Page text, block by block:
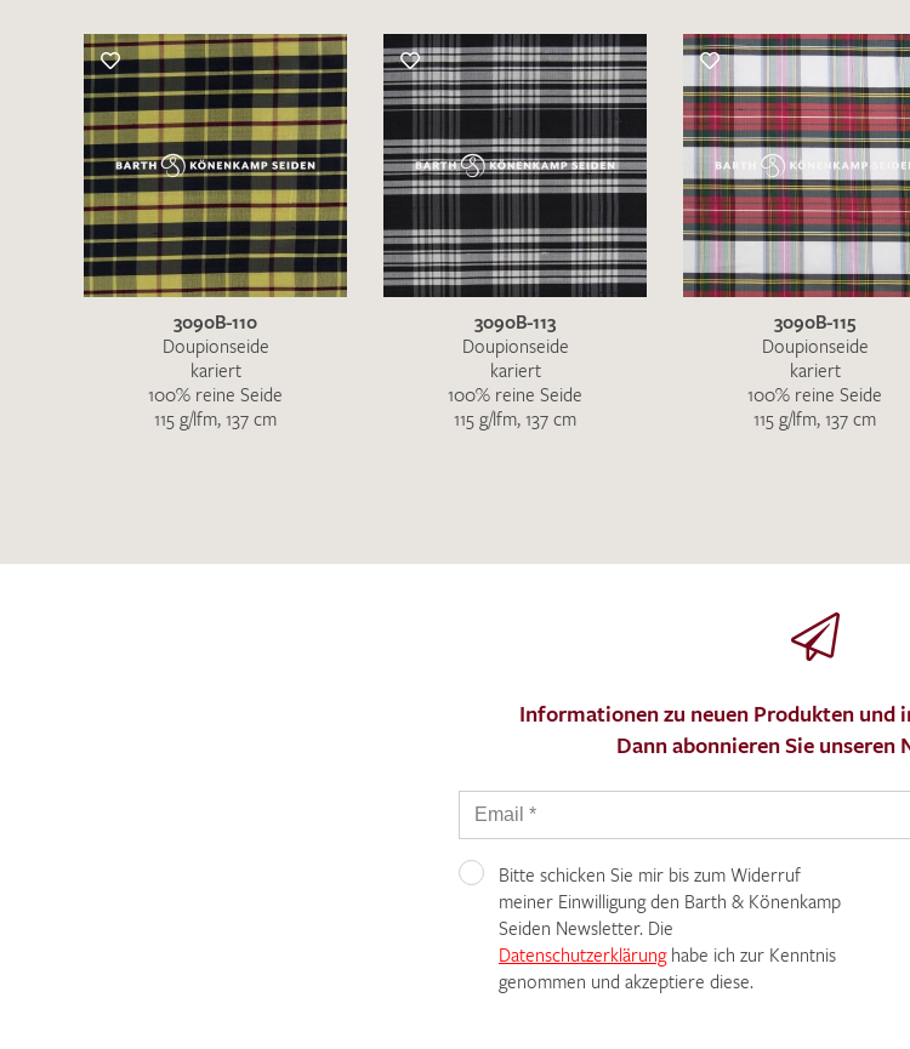
3090B-110
Doupionseide
kariert
100% reine Seide
115 g/lfm, 137 cm
3090B-113
Doupionseide
kariert
100% reine Seide
115 g/lfm, 137 cm
3090B-115
Doupionseide
kariert
100% reine Seide
115 g/lfm, 137 cm
Informationen zu neuen Produkten und
Dann abonnieren Sie unseren
Bitte schicken Sie mir bis zum Widerruf
meiner Einwilligung den Barth & Könenkamp
Seiden Newsletter. Die
Datenschutzerklärunghabe ich zur Kenntnis
genommen und akzeptiere diese.